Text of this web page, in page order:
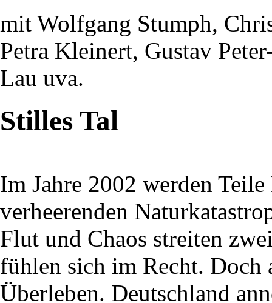
mit Wolfgang Stumph,
Petra Kleinert, Gustav
Lau uva.
Stilles Tal
Im Jahre 2002 werden
verheerenden
Flut und Chaos streiten
fühlen sich im Recht. Doch
Überleben. Deutschland